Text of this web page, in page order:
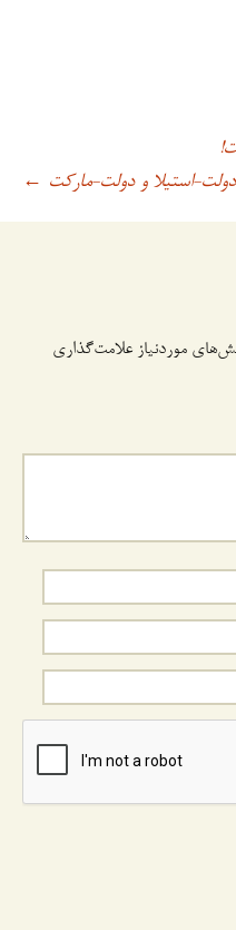
استیلا و دولت-مارکت ←
موردنیاز علامت‌گذاری